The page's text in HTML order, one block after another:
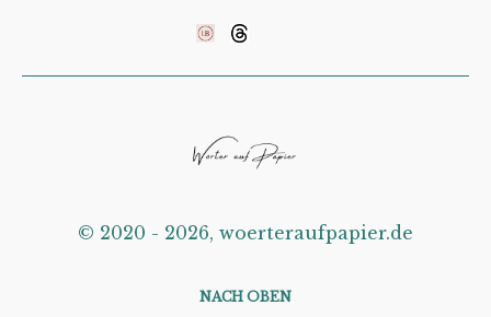
©️ 2020 - 2026, woerteraufpapier.de
NACH OBEN